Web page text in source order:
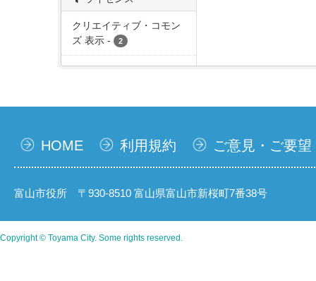
クリエイティブ・コモン
ズ 表示 - 2
HOME 利用規約 ご意見・ご要望
富山市役所 〒930-8510 富山県富山市新桜町7番38号
Copyright © Toyama City. Some rights reserved.